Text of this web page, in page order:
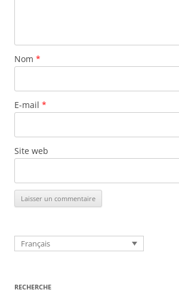
Nom *
E-mail *
Site web
Français
RECHERCHE